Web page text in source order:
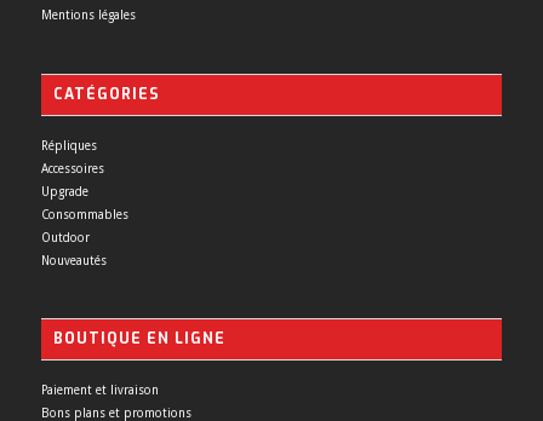
Mentions légales
CATÉGORIES
Répliques
Accessoires
Upgrade
Consommables
Outdoor
Nouveautés
BOUTIQUE EN LIGNE
Paiement et livraison
Bons plans et promotions